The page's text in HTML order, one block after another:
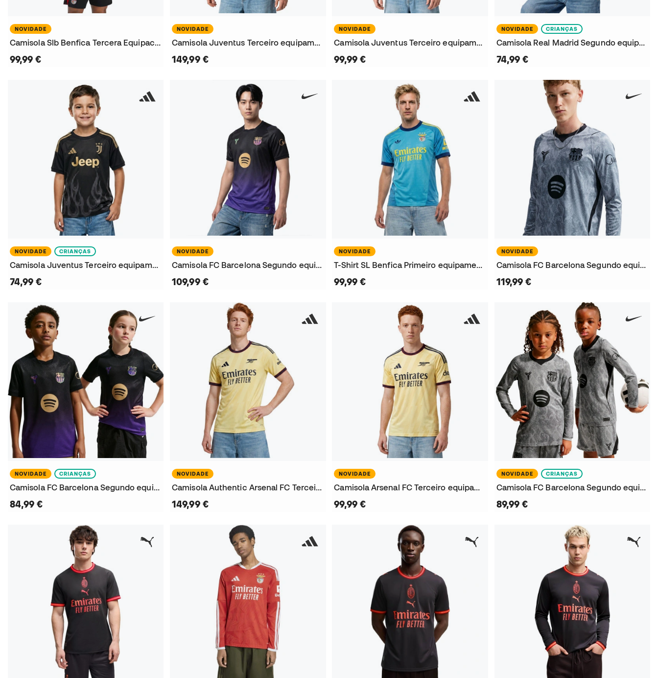
NOVIDADE
Camisola Slb Benfica Tercera Equipación 2026-2027
99,99 €
NOVIDADE
Camisola Juventus Terceiro equipamento Authentic 2026-2027
149,99 €
NOVIDADE
Camisola Juventus Terceiro equipamento 2026-2027
99,99 €
NOVIDADE CRIANÇAS
Camisola Real Madrid Segundo equipamento Guarda-redes 2026-2027 Criança
74,99 €
NOVIDADE CRIANÇAS
Camisola Juventus Terceiro equipamento 2026-2027 Criança
74,99 €
NOVIDADE
Camisola FC Barcelona Segundo equipamento x Kobe 2026-2027
109,99 €
NOVIDADE
T-Shirt SL Benfica Primeiro equipamento Guarda-redes 2026-2027
99,99 €
NOVIDADE
Camisola FC Barcelona Segundo equipamento x Kobe Guarda-redes M/C 2026-2027
119,99 €
NOVIDADE CRIANÇAS
Camisola FC Barcelona Segundo equipamento x Kobe 2026-2027 Criança
84,99 €
NOVIDADE
Camisola Authentic Arsenal FC Terceiro Equipamento 2026-2027
149,99 €
NOVIDADE
Camisola Arsenal FC Terceiro equipamento 2026-2027
99,99 €
NOVIDADE CRIANÇAS
Camisola FC Barcelona Segundo equipamento x Kobe Guarda-redes M/C 2026-2027 Criança
89,99 €